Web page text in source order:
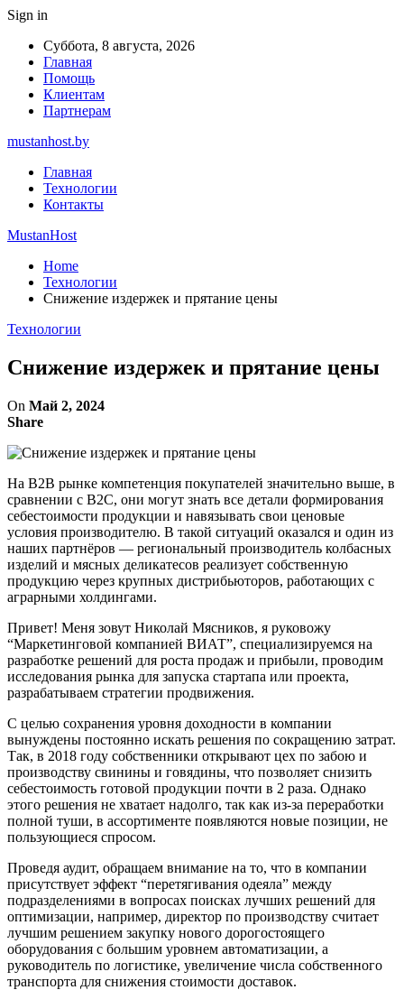
Sign in
Суббота, 8 августа, 2026
Главная
Помощь
Клиентам
Партнерам
mustanhost.by
Главная
Технологии
Контакты
MustanHost
Home
Технологии
Снижение издержек и прятание цены
Технологии
Снижение издержек и прятание цены
On Май 2, 2024
Share
На B2B рынке компетенция покупателей значительно выше, в
сравнении с В2С, они могут знать все детали формирования
себестоимости продукции и навязывать свои ценовые
условия производителю. В такой ситуаций оказался и один из
наших партнёров — региональный производитель колбасных
изделий и мясных деликатесов реализует собственную
продукцию через крупных дистрибьюторов, работающих с
аграрными холдингами.
Привет! Меня зовут Николай Мясников, я руковожу
“Маркетинговой компанией ВИАТ”, специализируемся на
разработке решений для роста продаж и прибыли, проводим
исследования рынка для запуска стартапа или проекта,
разрабатываем стратегии продвижения.
С целью сохранения уровня доходности в компании
вынуждены постоянно искать решения по сокращению затрат.
Так, в 2018 году собственники открывают цех по забою и
производству свинины и говядины, что позволяет снизить
себестоимость готовой продукции почти в 2 раза. Однако
этого решения не хватает надолго, так как из-за переработки
полной туши, в ассортименте появляются новые позиции, не
пользующиеся спросом.
Проведя аудит, обращаем внимание на то, что в компании
присутствует эффект “перетягивания одеяла” между
подразделениями в вопросах поисках лучших решений для
оптимизации, например, директор по производству считает
лучшим решением закупку нового дорогостоящего
оборудования с большим уровнем автоматизации, а
руководитель по логистике, увеличение числа собственного
транспорта для снижения стоимости доставок.